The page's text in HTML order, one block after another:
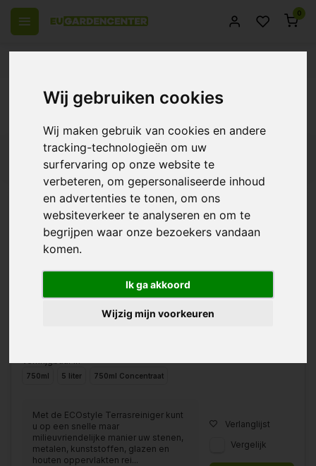
Wij gebruiken cookies
Wij maken gebruik van cookies en andere
tracking-technologieën om uw
surfervaring op onze website te
verbeteren, om gepersonaliseerde inhoud
en advertenties te tonen, om ons
websiteverkeer te analyseren en om te
begrijpen waar onze bezoekers vandaan
komen.
Ik ga akkoord
Wijzig mijn voorkeuren
0
Terug
ECOstyle Terrasreiniger
750ml 5 liter 750ml Concentraat
Met de ECOstyle Terrasreiniger kunt
u op een snelle maar
milieuvriendelijke manier uw stenen,
metalen, kunststoffen, glazen en
houten oppervlakten rei...
Verlanglijst
Vergelijk